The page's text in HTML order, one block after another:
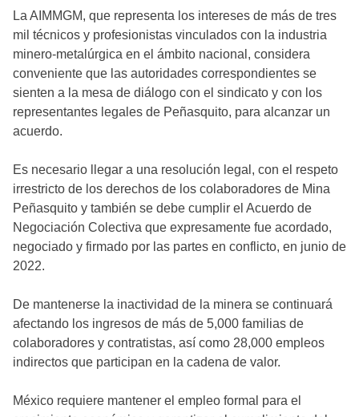
La AIMMGM, que representa los intereses de más de tres
mil técnicos y profesionistas vinculados con la industria
minero-metalúrgica en el ámbito nacional, considera
conveniente que las autoridades correspondientes se
sienten a la mesa de diálogo con el sindicato y con los
representantes legales de Peñasquito, para alcanzar un
acuerdo.
Es necesario llegar a una resolución legal, con el respeto
irrestricto de los derechos de los colaboradores de Mina
Peñasquito y también se debe cumplir el Acuerdo de
Negociación Colectiva que expresamente fue acordado,
negociado y firmado por las partes en conflicto, en junio de
2022.
De mantenerse la inactividad de la minera se continuará
afectando los ingresos de más de 5,000 familias de
colaboradores y contratistas, así como 28,000 empleos
indirectos que participan en la cadena de valor.
México requiere mantener el empleo formal para el